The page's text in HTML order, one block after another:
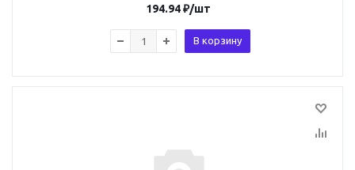
194.94₽/шт
В корзину